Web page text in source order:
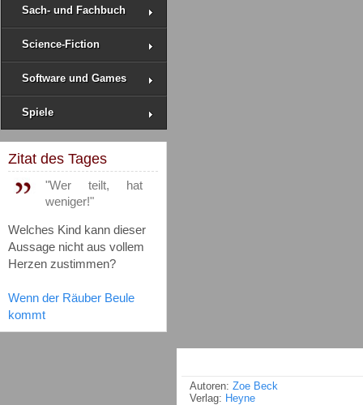
Sach- und Fachbuch
Science-Fiction
Software und Games
Spiele
Zitat des Tages
"Wer teilt, hat
weniger!"
Welches Kind kann dieser
Aussage nicht aus vollem
Herzen zustimmen?
Wenn der Räuber Beule
kommt
Autoren: Zoe Beck
Verlag: Heyne